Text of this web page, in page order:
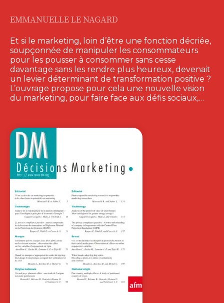
EMMANUELLE LE NAGARD
Et si le marketing, loin d’être une fonction décriée,
soupçonnée de manipuler les consommateurs
pour les pousser à consommer sans cesse
davantage sans les rendre plus heureux, devenait
un levier déterminant de transformation positive ?
L’ouvrage propose pour cela une nouvelle vision
du marketing, pour faire face aux défis sociaux,…